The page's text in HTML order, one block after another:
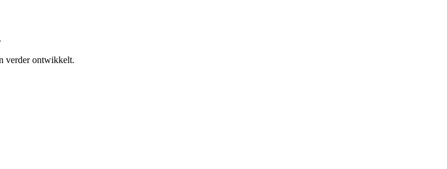
verder ontwikkelt.